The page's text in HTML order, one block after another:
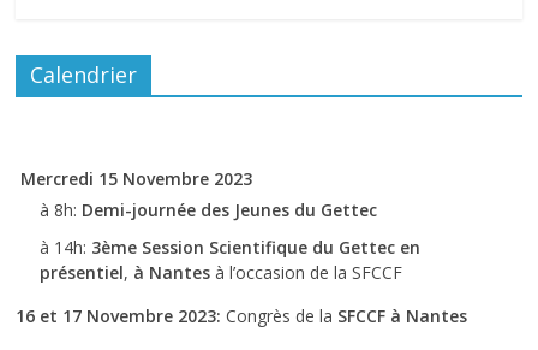
Calendrier
Mercredi 15 Novembre 2023
à 8h: Demi-journée des Jeunes du Gettec
à 14h: 3ème Session Scientifique du Gettec en
présentiel, à Nantes à l’occasion de la SFCCF
16 et 17 Novembre 2023: Congrès de la SFCCF à Nantes